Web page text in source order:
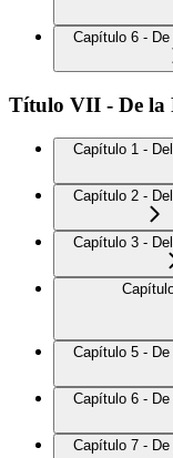
Capítulo 6 -
Título VII - De la
Capítulo 1 -
Capítulo 2 -
Capítulo 3 -
Capítulo 5 -
Capítulo 6 -
Capítulo 7 -